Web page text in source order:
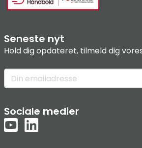
Seneste nyt
Hold dig opdateret, tilmeld dig
Sociale medier